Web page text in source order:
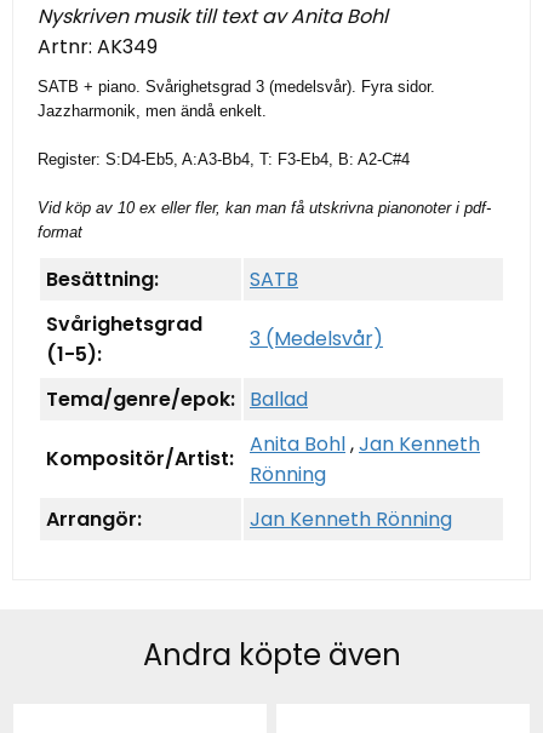
Nyskriven musik till text av Anita Bohl
Artnr: AK349
SATB + piano. Svårighetsgrad 3 (medelsvår). Fyra sidor.
Jazzharmonik, men ändå enkelt.
Register: S:D4-Eb5, A:A3-Bb4, T: F3-Eb4, B: A2-C#4
Vid köp av 10 ex eller fler, kan man få utskrivna pianonoter i pdf-
format
Besättning:
SATB
Svårighetsgrad
(1-5):
3 (Medelsvår)
Tema/genre/epok: Ballad
Kompositör/Artist:
Anita Bohl,Jan Kenneth
Rönning
Arrangör:
Jan Kenneth Rönning
Andra köpte även